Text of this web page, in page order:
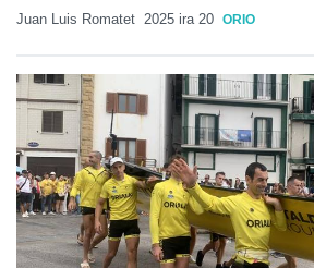
Juan Luis Romatet 2025 ira 20 ORIO